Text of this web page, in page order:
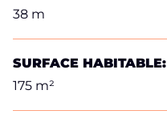
38 m
SURFACE HABITABLE:
175 m²